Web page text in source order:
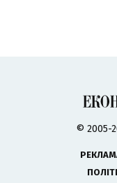
© 2005-